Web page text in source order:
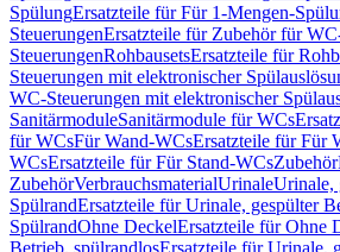
SpülungErsatzteile für Für 1-Mengen-
SteuerungenErsatzteile für Zubehör für
SteuerungenRohbausetsErsatzteile für
Steuerungen mit elektronischer
WC-Steuerungen mit elektronischer
SanitärmoduleSanitärmodule für WCs
für WCsFür Wand-WCsErsatzteile für Für
WCsErsatzteile für Für Stand-WCsZubehör
ZubehörVerbrauchsmaterialUrinaleUrinale,
SpülrandErsatzteile für Urinale, gespülter
SpülrandOhne DeckelErsatzteile für Ohne
Betrieb, spülrandlosErsatzteile für Urinale,